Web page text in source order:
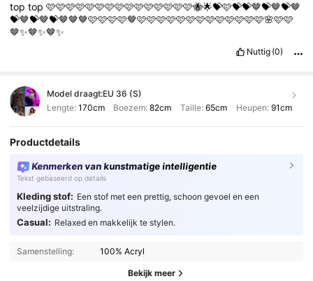
toptop🩷🩷🩷🩷🩷🩷🩷🩷🩷🩷🩷🩷🩷🩷🩷🐝🌟💝🩷💝💝🤎💝🤎💝🤎
💝🤎💝🤎💝🤎🤎🤎🩷🩷🩷🩷🤎🩷🩷🩷🩷🩷🩷🩷🩷🩷🩷🩷🩷🩷🌸🩷🩷
🤎✨️🤎✨️🤎✨️
Nuttig (0)
Model draagt:EU 36 (S)
Lengte: 170cm Boezem:82cm Taille: 65cm Heupen: 91cm
Productdetails
Kenmerken van kunstmatige intelligentie
Tekst gebaseerd op details
Kleding stof: Een stof met een prettig, schoon gevoel en een
veelzijdige uitstraling.
Casual: Relaxed en makkelijk te stylen.
Samenstelling: 100% Acryl
Bekijk meer